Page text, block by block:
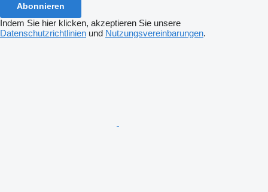
Abonnieren
Indem Sie hier klicken, akzeptieren Sie unsere
Datenschutzrichtlinien und Nutzungsvereinbarungen.